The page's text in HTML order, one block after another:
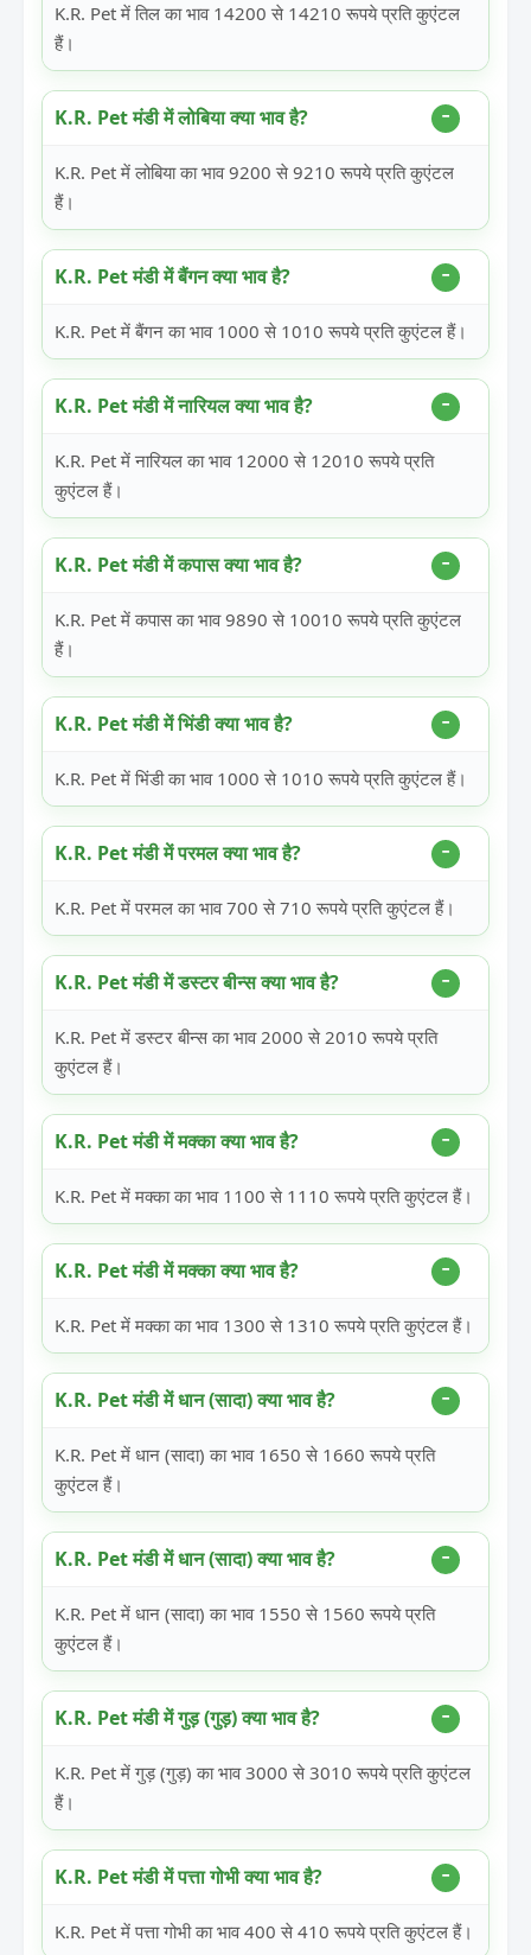
K.R. Pet में तिल का भाव 14200 से 14210 रूपये प्रति कुएंटल
हैं।
K.R. Pet मंडी में लोबिया क्या भाव है?
K.R. Pet में लोबिया का भाव 9200 से 9210 रूपये प्रति कुएंटल
हैं।
K.R. Pet मंडी में बैंगन क्या भाव है?
K.R. Pet में बैंगन का भाव 1000 से 1010 रूपये प्रति कुएंटल हैं।
K.R. Pet मंडी में नारियल क्या भाव है?
K.R. Pet में नारियल का भाव 12000 से 12010 रूपये प्रति
कुएंटल हैं।
K.R. Pet मंडी में कपास क्या भाव है?
K.R. Pet में कपास का भाव 9890 से 10010 रूपये प्रति कुएंटल
हैं।
K.R. Pet मंडी में भिंडी क्या भाव है?
K.R. Pet में भिंडी का भाव 1000 से 1010 रूपये प्रति कुएंटल हैं।
K.R. Pet मंडी में परमल क्या भाव है?
K.R. Pet में परमल का भाव 700 से 710 रूपये प्रति कुएंटल हैं।
K.R. Pet मंडी में डस्टर बीन्स क्या भाव है?
K.R. Pet में डस्टर बीन्स का भाव 2000 से 2010 रूपये प्रति
कुएंटल हैं।
K.R. Pet मंडी में मक्का क्या भाव है?
K.R. Pet में मक्का का भाव 1100 से 1110 रूपये प्रति कुएंटल हैं।
K.R. Pet मंडी में मक्का क्या भाव है?
K.R. Pet में मक्का का भाव 1300 से 1310 रूपये प्रति कुएंटल हैं।
K.R. Pet मंडी में धान (सादा) क्या भाव है?
K.R. Pet में धान (सादा) का भाव 1650 से 1660 रूपये प्रति
कुएंटल हैं।
K.R. Pet मंडी में धान (सादा) क्या भाव है?
K.R. Pet में धान (सादा) का भाव 1550 से 1560 रूपये प्रति
कुएंटल हैं।
K.R. Pet मंडी में गुड़ (गुड़) क्या भाव है?
K.R. Pet में गुड़ (गुड़) का भाव 3000 से 3010 रूपये प्रति कुएंटल
हैं।
K.R. Pet मंडी में पत्ता गोभी क्या भाव है?
K.R. Pet में पत्ता गोभी का भाव 400 से 410 रूपये प्रति कुएंटल हैं।